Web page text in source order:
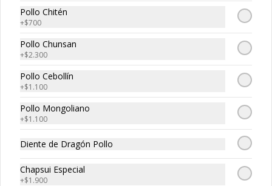
Filete Champiñón
$21.250
Pollo Chitén
+$700
Pollo Chunsan
+$2.300
Pollo Cebollín
+$1.100
Pollo Mongoliano
+$1.100
Diente de Dragón Pollo
Chapsui Especial
+$1.900